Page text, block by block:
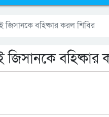
জিসানকে বহিষ্কার করল শিবির
জিসানকে বহিষ্কার